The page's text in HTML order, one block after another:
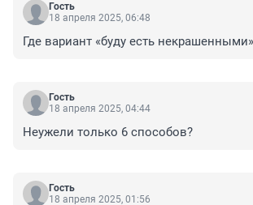
Гость
18 апреля 2025, 06:48
Где вариант «буду есть
Гость
18 апреля 2025, 04:44
Неужели только 6 способов?
Гость
18 апреля 2025, 01:56